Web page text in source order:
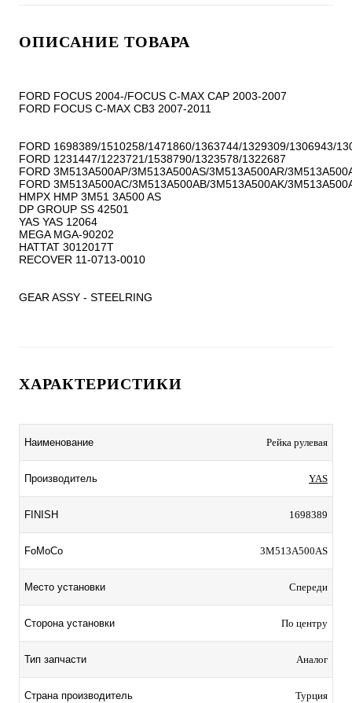
ОПИСАНИЕ ТОВАРА
FORD FOCUS 2004-/FOCUS C-MAX CAP 2003-2007
FORD FOCUS C-MAX CB3 2007-2011
FORD 1698389/1510258/1471860/1363744/1329309/1306943/
FORD 1231447/1223721/1538790/1323578/1322687
FORD 3M513A500AP/3M513A500AS/3M513A500AR/
FORD 3M513A500AC/3M513A500AB/3M513A500AK/
HMPX HMP 3M51 3A500 AS
DP GROUP SS 42501
YAS YAS 12064
MEGA MGA-90202
HATTAT 3012017T
RECOVER 11-0713-0010
GEAR ASSY - STEELRING
ХАРАКТЕРИСТИКИ
Наименование Рейка рулевая
Производитель YAS
FINISH 1698389
FoMoCo 3M513A500AS
Место установки Спереди
Сторона установки По центру
Тип запчасти Аналог
Страна производитель Турция